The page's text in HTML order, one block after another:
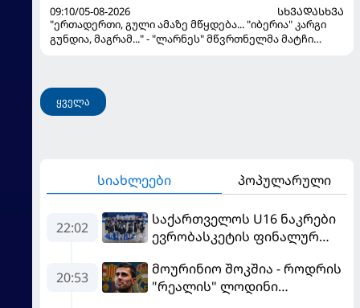
09:10/05-08-2026
ᲡᲮᲕᲐᲓᲐᲡᲮᲕᲐ
"ერთადერთი, გული ამაზე მწყდება... "იბერია" კარგი
გუნდია, მაგრამ..." - "ლარნეს" მწვრთნელმა მატჩი
ყველა
სიახლეები პოპულარული
22:02
საქართველოს U16 ნაკრები
ევრობასკეტის ფინალურ
ასპარეზობას იწყებს
20:53
მოურინიო შოკშია - როდრის
"რეალის" ლოდინი